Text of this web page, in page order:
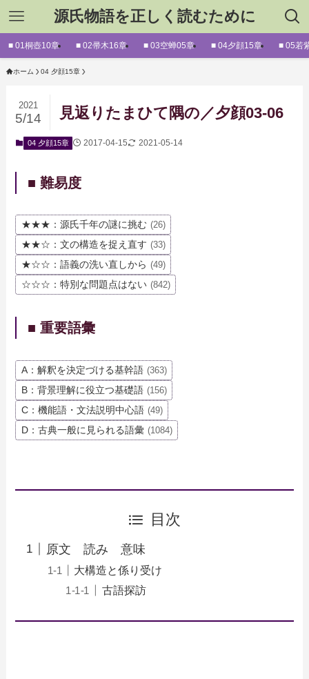
源氏物語を正しく読むために
■ 01桐壺10章 ■ 02帚木16章 ■ 03空蝉05章 ■ 04夕顔15章 ■ 05若
ホーム 04 夕顔15章
見返りたまひて隅の／夕顔03-06
2021
5/14
04 夕顔15章 2017-04-15 2021-05-14
■ 難易度
★★★：源氏千年の謎に挑む (26)
★★☆：文の構造を捉え直す (33)
★☆☆：語義の洗い直しから (49)
☆☆☆：特別な問題点はない (842)
■ 重要語彙
A：解釈を決定づける基幹語 (363)
B：背景理解に役立つ基礎語 (156)
C：機能語・文法説明中心語 (49)
D：古典一般に見られる語彙 (1084)
目次
原文 読み 意味
大構造と係り受け
古語探訪